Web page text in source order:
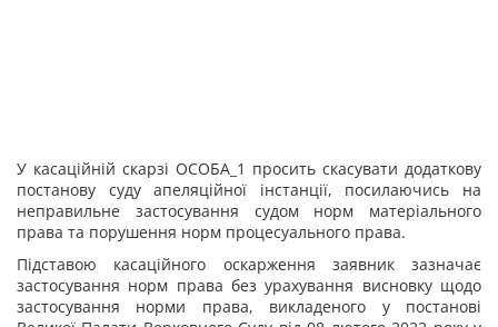
У касаційній скарзі ОСОБА_1 просить скасувати додаткову
постанову суду апеляційної інстанції, посилаючись на
неправильне застосування судом норм матеріального
права та порушення норм процесуального права.
Підставою касаційного оскарження заявник зазначає
застосування норм права без урахування висновку щодо
застосування норми права, викладеного у постанові